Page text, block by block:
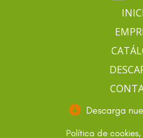
Descarga
Política de